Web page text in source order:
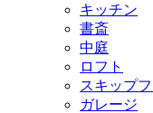
キッチン
書斎
中庭
ロフト
スキップ
ガレージ